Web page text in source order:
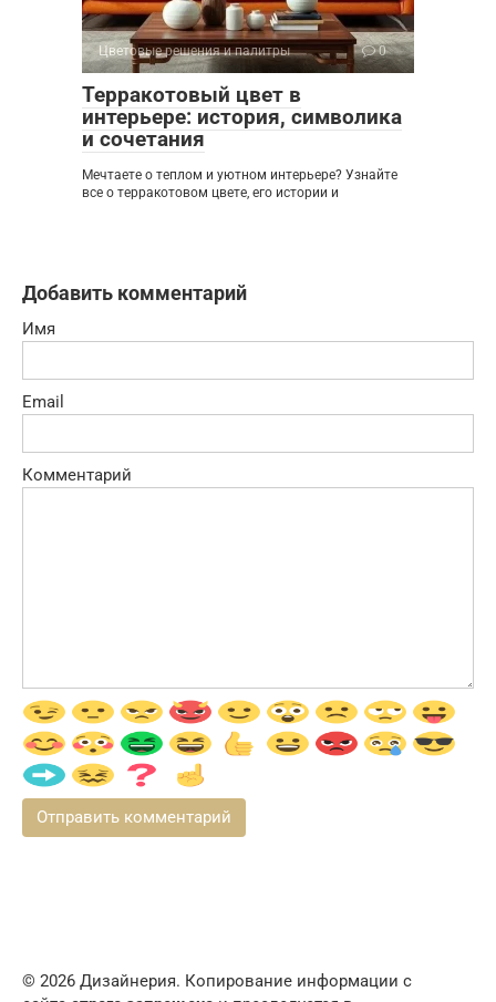
Цветовые решения и палитры 0
Терракотовый цвет в
интерьере: история, символика
и сочетания
Мечтаете о теплом и уютном интерьере? Узнайте
все о терракотовом цвете, его истории и
Добавить комментарий
Имя
Email
Комментарий
© 2026 Дизайнерия. Копирование информации с